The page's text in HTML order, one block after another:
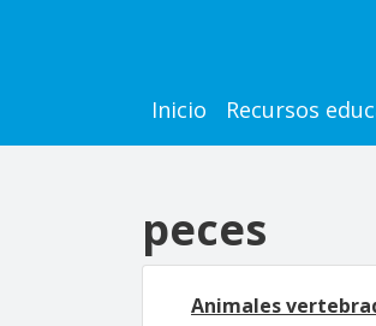
Main
Inicio Recursos
peces
Animales